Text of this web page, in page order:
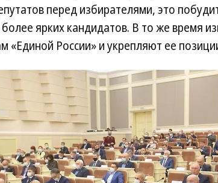
перед избирателями, это
ярких кандидатов. В то же время
«Единой России» и укрепляют ее